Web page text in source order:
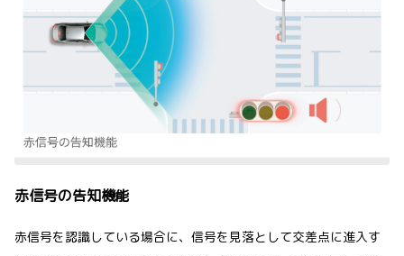
赤信号の告知機能
赤信号を認識している場合に、信号を見落として交差点に進入す